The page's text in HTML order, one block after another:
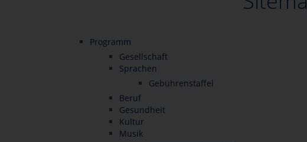
Programm
Gesellschaft
Sprachen
Gebührenstaffel
Beruf
Gesundheit
Kultur
Musik